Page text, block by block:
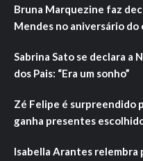
Bruna Marquezine faz
Mendes no aniversário do
Sabrina Sato se declara a
dos Pais: “Era um sonho”
Zé Felipe é surpreendido
ganha presentes
Isabella Arantes relembra